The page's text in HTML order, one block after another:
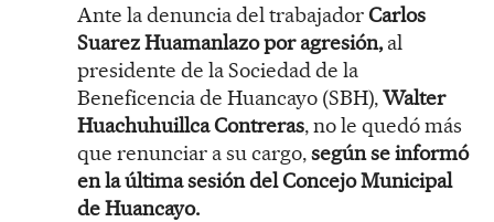
Ante la denuncia del trabajadorCarlos
Suarez Huamanlazo por agresión, al
presidente de la Sociedad de la
Beneficencia de Huancayo (SBH),Walter
Huachuhuillca Contreras, no le quedó más
que renunciar a su cargo,según se informó
en la última sesión del Concejo Municipal
de Huancayo.